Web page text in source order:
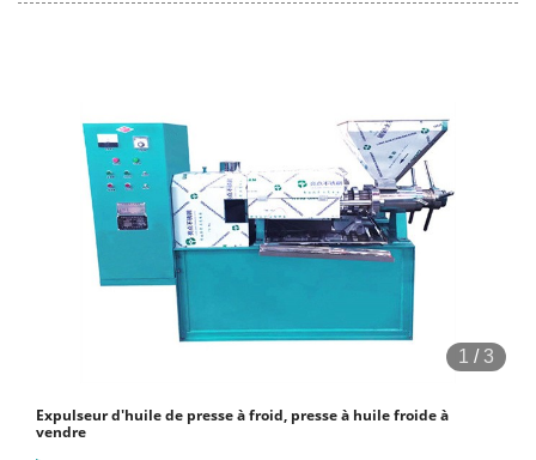
1 /3
Expulseur d'huile de presse à froid, presse à huile froide à
vendre